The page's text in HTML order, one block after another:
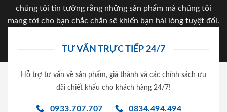
chúng tôi tin tưởng rằng những sản phẩm mà chúng tôi
mang tới cho bạn chắc chắn sẽ khiến bạn hài lòng tuyệt đối.
TƯ VẤN TRỰC TIẾP 24/7
Hỗ trợ tư vấn về sản phẩm, giá thành và các chính sách ưu
đãi chiết khấu cho khách hàng 24/7!
0933.707.707 0834.494.494